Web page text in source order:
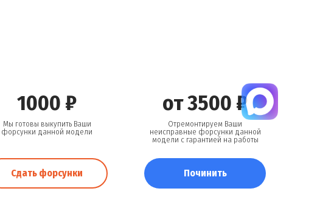
от 3500 ₽
Починить
Отремонтируем Ваши
неисправные форсунки данной
модели с гарантией на работы
1000 ₽
Сдать форсунки
Мы готовы выкупить Ваши
форсунки данной модели